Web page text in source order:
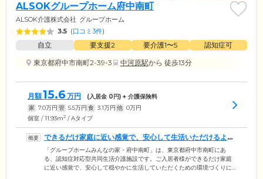
ALSOKグループホーム府中南町
ALSOK介護株式会社 グループホーム
3.5 (口コミ3件)
自立 要支援2 要介護1〜5
認知症可
東京都府中市南町2-39-3
中河原駅から 徒歩13分
月額15.6 万円 (入居金 0円) + 介護保険料
家 7.0万円 管 5.5万円 食 3.1万円 他 0万円
個室 / 11.93m2 / Aタイプ
できるだけ家庭に近い感覚で、安心して生活いただけるよう
配慮しています
「グループホームみんなの家・府中南町」は、東京都府中市南町にあ
る、認知症対応型共同生活介護施設です。ご入居者様ができるだけ家庭
に近い感覚で、安心して穏やかに生活していただくための環境づくりに